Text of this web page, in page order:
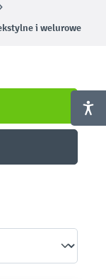
i welurowe